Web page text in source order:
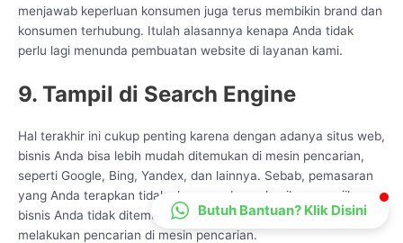
menjawab keperluan konsumen juga terus membikin brand dan
konsumen terhubung. Itulah alasannya kenapa Anda tidak
perlu lagi menunda pembuatan website di layanan kami.
9. Tampil di Search Engine
Hal terakhir ini cukup penting karena dengan adanya situs web,
bisnis Anda bisa lebih mudah ditemukan di mesin pencarian,
seperti Google, Bing, Yandex, dan lainnya. Sebab, pemasaran
yang Anda terapkan tidak akan membawa hasil apapun jika
bisnis Anda tidak ditemukan oleh calon konsumen saat mereka
melakukan pencarian di mesin pencarian.
Butuh Bantuan? Klik Disini